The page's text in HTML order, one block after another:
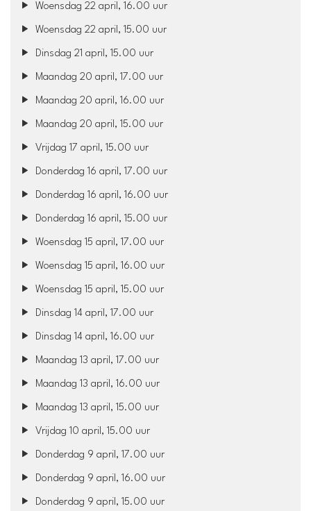
Woensdag 22 april, 16.00 uur
Woensdag 22 april, 15.00 uur
Dinsdag 21 april, 15.00 uur
Maandag 20 april, 17.00 uur
Maandag 20 april, 16.00 uur
Maandag 20 april, 15.00 uur
Vrijdag 17 april, 15.00 uur
Donderdag 16 april, 17.00 uur
Donderdag 16 april, 16.00 uur
Donderdag 16 april, 15.00 uur
Woensdag 15 april, 17.00 uur
Woensdag 15 april, 16.00 uur
Woensdag 15 april, 15.00 uur
Dinsdag 14 april, 17.00 uur
Dinsdag 14 april, 16.00 uur
Maandag 13 april, 17.00 uur
Maandag 13 april, 16.00 uur
Maandag 13 april, 15.00 uur
Vrijdag 10 april, 15.00 uur
Donderdag 9 april, 17.00 uur
Donderdag 9 april, 16.00 uur
Donderdag 9 april, 15.00 uur